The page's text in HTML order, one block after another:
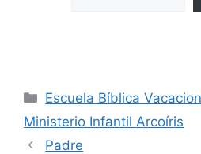
Escuela Bíblica
Ministerio Infantil Arcoíris
Padre